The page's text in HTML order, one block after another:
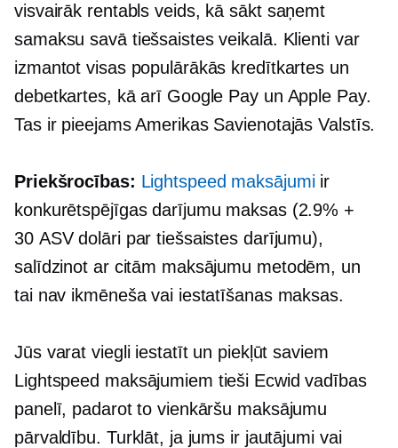
visvairāk rentabls veids, kā sākt saņemt
samaksu savā tiešsaistes veikalā. Klienti var
izmantot visas populārākās kredītkartes un
debetkartes, kā arī Google Pay un Apple Pay.
Tas ir pieejams Amerikas Savienotajās Valstīs.
Priekšrocības: Lightspeed maksājumiir
konkurētspējīgas darījumu maksas (2.9% +
30 ASV dolāri par tiešsaistes darījumu),
salīdzinot ar citām maksājumu metodēm, un
tai nav ikmēneša vai iestatīšanas maksas.
Jūs varat viegli iestatīt un piekļūt saviem
Lightspeed maksājumiem tieši Ecwid vadības
panelī, padarot to vienkāršu maksājumu
pārvaldību. Turklāt, ja jums ir jautājumi vai